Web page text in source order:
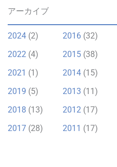
アーカイブ
2024 (2)
2022 (4)
2021 (1)
2019 (5)
2018 (13)
2017 (28)
2016 (32)
2015 (38)
2014 (15)
2013 (11)
2012 (17)
2011 (17)